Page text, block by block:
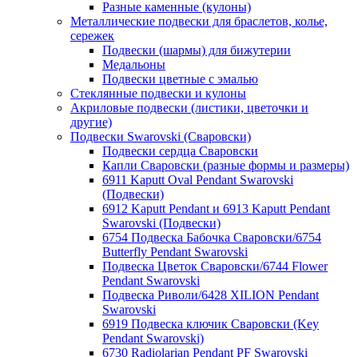
Разные каменные (кулоны)
Металлические подвески для браслетов, колье,
сережек
Подвески (шармы) для бижутерии
Медальоны
Подвески цветные с эмалью
Стеклянные подвески и кулоны
Акриловые подвески (листики, цветочки и
другие)
Подвески Swarovski (Сваровски)
Подвески сердца Сваровски
Капли Сваровски (разные формы и размеры)
6911 Kaputt Oval Pendant Swarovski
(Подвески)
6912 Kaputt Pendant и 6913 Kaputt Pendant
Swarovski (Подвески)
6754 Подвеска Бабочка Сваровски/6754
Butterfly Pendant Swarovski
Подвеска Цветок Сваровски/6744 Flower
Pendant Swarovski
Подвеска Риволи/6428 XILION Pendant
Swarovski
6919 Подвеска ключик Сваровски (Key
Pendant Swarovski)
6730 Radiolarian Pendant PF Swarovski